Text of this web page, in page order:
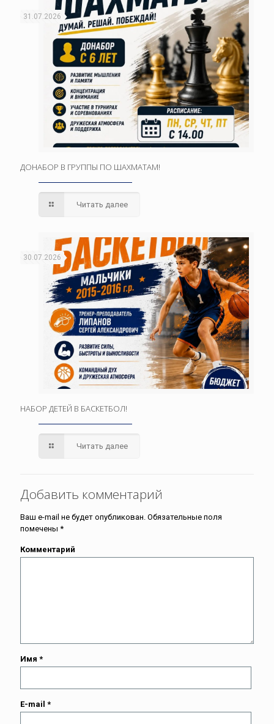
31.07.2026
ДОНАБОР В ГРУППЫ ПО ШАХМАТАМ!
Читать далее
30.07.2026
НАБОР ДЕТЕЙ В БАСКЕТБОЛ!
Читать далее
Добавить комментарий
Ваш e-mail не будет опубликован. Обязательные поля
помечены *
Комментарий
Имя *
E-mail *